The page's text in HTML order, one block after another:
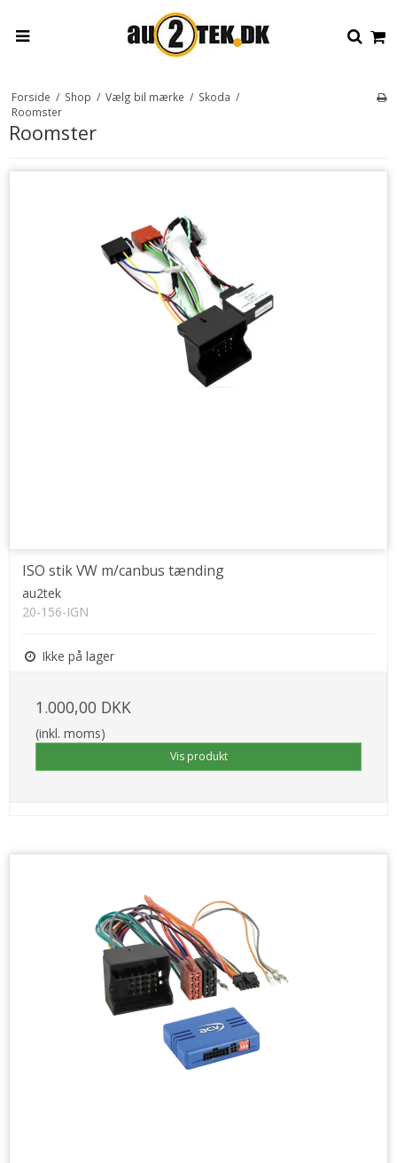
Forside / Shop / Vælg bil mærke / Skoda /
Roomster
Roomster
ISO stik VW m/canbus tænding
au2tek
20-156-IGN
Ikke på lager
1.000,00 DKK
(inkl. moms)
Vis produkt